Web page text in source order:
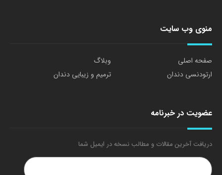
منوی وب سایت
صفحه اصلی
وبلاگ
ارتودنسی دندان
ترمیم و زیبایی دندان
عضویت در خبرنامه
دریافت آخرین مقالات و مطالب نسخه در ایمیل شما